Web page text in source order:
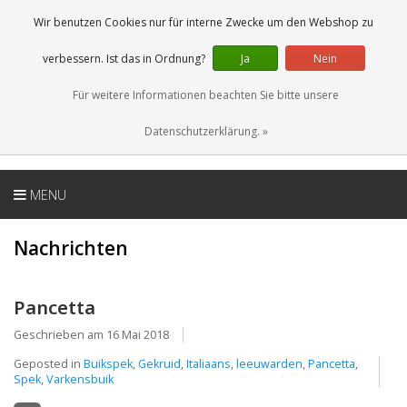
0 Artikel
DE
MENU
Nachrichten
Pancetta
Geschrieben am 16 Mai 2018
Geposted in Buikspek,Gekruid,Italiaans,leeuwarden,Pancetta,
Spek,Varkensbuik
Wir benutzen Cookies nur für interne Zwecke um den Webshop zu
verbessern. Ist das in Ordnung? Ja Nein
Für weitere Informationen beachten Sie bitte unsere
Datenschutzerklärung. »